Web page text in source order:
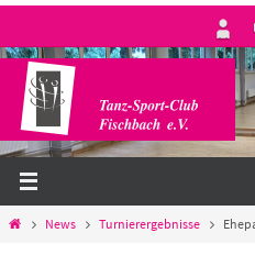
springen
StartNews Turnierergebnisse